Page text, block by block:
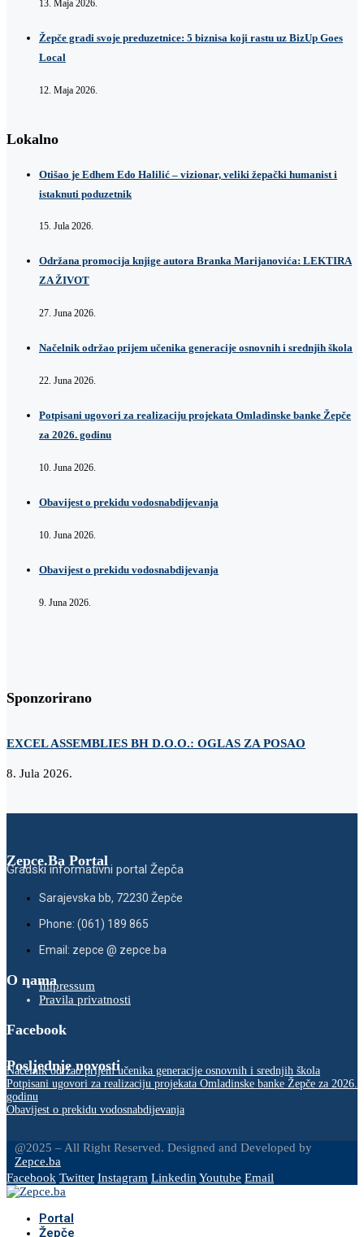
13. Maja 2026.
Žepče gradi svoje preduzetnice: 5 biznisa koji rastu uz BizUp Goes
Local
12. Maja 2026.
Lokalno
Otišao je Edhem Edo Halilić – vizionar, veliki žepački humanist i
istaknuti poduzetnik
15. Jula 2026.
Održana promocija knjige autora Branka Marijanovića: LEKTIRA
ZA ŽIVOT
27. Juna 2026.
Načelnik održao prijem učenika generacije osnovnih i srednjih škola
22. Juna 2026.
Potpisani ugovori za realizaciju projekata Omladinske banke Žepče
za 2026. godinu
10. Juna 2026.
Obavijest o prekidu vodosnabdijevanja
10. Juna 2026.
Obavijest o prekidu vodosnabdijevanja
9. Juna 2026.
Sponzorirano
EXCEL ASSEMBLIES BH D.O.O.: OGLAS ZA POSAO
8. Jula 2026.
Zepce.Ba Portal
Gradski informativni portal Žepča
Sarajevska bb, 72230 Žepče
Phone: (061) 189 865
Email: zepce @ zepce.ba
O namaImpressum
Pravila privatnosti
Facebook
Posljednje novosti
Načelnik održao prijem učenika generacije osnovnih i srednjih škola
Potpisani ugovori za realizaciju projekata Omladinske banke Žepče za 2026.
godinu
Obavijest o prekidu vodosnabdijevanja
@2025 – All Right Reserved. Designed and Developed by
Zepce.ba
Facebook Twitter Instagram LinkedinYoutube Email
Portal
Žepče